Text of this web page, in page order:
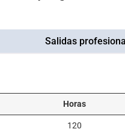
Salidas
Horas
120